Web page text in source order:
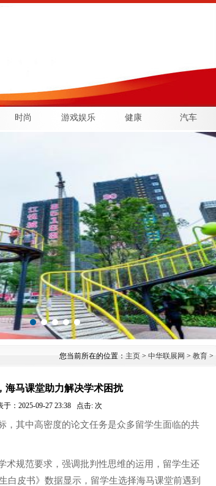
时尚 游戏娱乐 健康 汽车
您当前所在的位置： 主页> 中华联展网 > 教育>
海马课堂助力解决学术困扰
：2025-09-27 23:38 点击: 次
，其中高密度的论文任务是众多留学生面临的共
术规范要求，强调批判性思维的运用，留学生还
白皮书》数据显示，留学生选择海马课堂前遇到